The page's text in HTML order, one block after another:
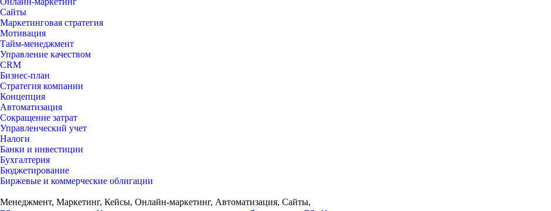
Сайты
Маркетинговая стратегия
Мотивация
Тайм-менеджмент
Управление качеством
CRM
Бизнес-план
Стратегия компании
Концепция
Автоматизация
Сокращение затрат
Управленческий учет
Налоги
Банки и инвестиции
Бухгалтерия
Бюджетирование
Биржевые и коммерческие облигации
Менеджмент, Маркетинг, Кейсы, Онлайн-маркетинг, Автоматизация, Сайты,